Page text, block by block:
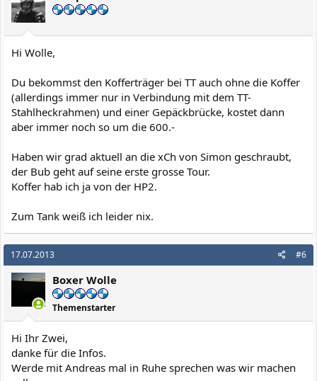
Hi Wolle,
Du bekommst den Kofferträger bei TT auch ohne die Koffer
(allerdings immer nur in Verbindung mit dem TT-
Stahlheckrahmen) und einer Gepäckbrücke, kostet dann
aber immer noch so um die 600.-
Haben wir grad aktuell an die xCh von Simon geschraubt,
der Bub geht auf seine erste grosse Tour.
Koffer hab ich ja von der HP2.
Zum Tank weiß ich leider nix.
17.07.2013 #6
Boxer Wolle
Themenstarter
Hi Ihr Zwei,
danke für die Infos.
Werde mit Andreas mal in Ruhe sprechen was wir machen